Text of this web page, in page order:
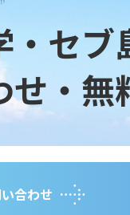
・セブ
せ・
合わせ